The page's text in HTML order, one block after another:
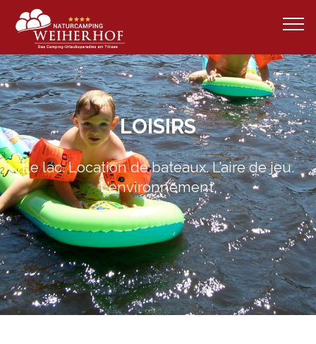
LOISIRS
Le lac. Location de bateaux. L’aire de jeu.
L’environnement.